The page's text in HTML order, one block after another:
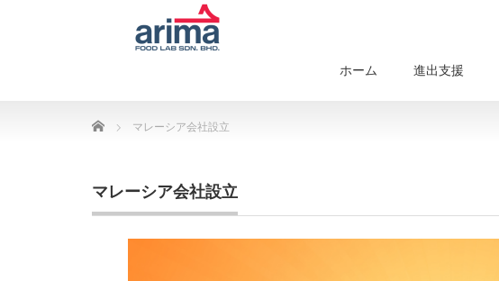
ホーム 進出支援
Home マレーシア会社設立
マレーシア会社設立